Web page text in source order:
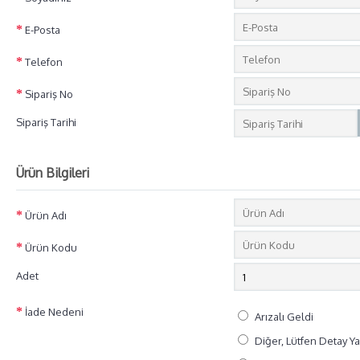
E-Posta
Telefon
Sipariş No
Sipariş Tarihi
Ürün Bilgileri
Ürün Adı
Ürün Kodu
Adet
İade Nedeni
Arızalı Geldi
Diğer, Lütfen Detay